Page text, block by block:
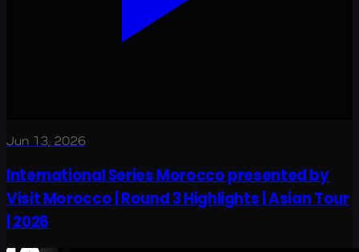
Jun 13, 2026
International Series Morocco presented by
Visit Morocco | Round 3 Highlights | Asian Tour
| 2026